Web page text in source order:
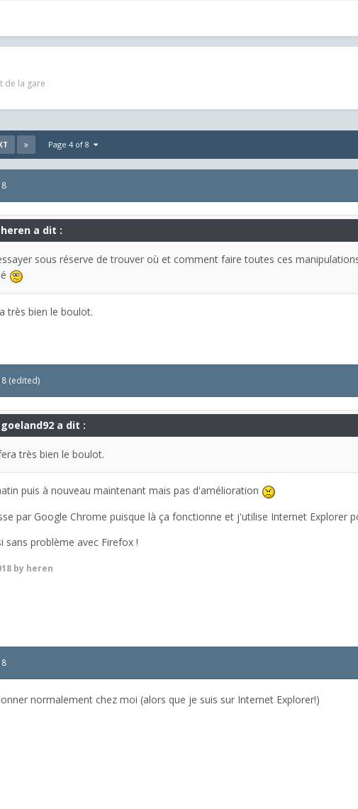
de la gare
Page 4 of 8
a dit :
sous réserve de trouver où et comment faire toutes ces
très bien le boulot.
(edited)
a dit :
très bien le boulot.
puis à nouveau maintenant mais pas d'amélioration
par Google Chrome puisque là ça fonctionne et j'utilise Internet Explorer
sans problème avec Firefox !
by heren
normalement chez moi (alors que je suis sur Internet Explorer!)